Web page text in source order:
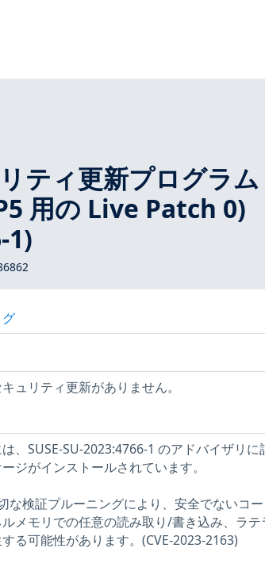
ティ更新プログラム
用の Live Patch 0)
1)
ュリティ更新がありません。
、SUSE-SU-2023:4766-1 のアドバイザリに
ジがインストールされています。
な検証プルーニングにより、安全でないコ
メモリでの任意の読み取り/書き込み、ラテ
る可能性があります。(CVE-2023-2163)